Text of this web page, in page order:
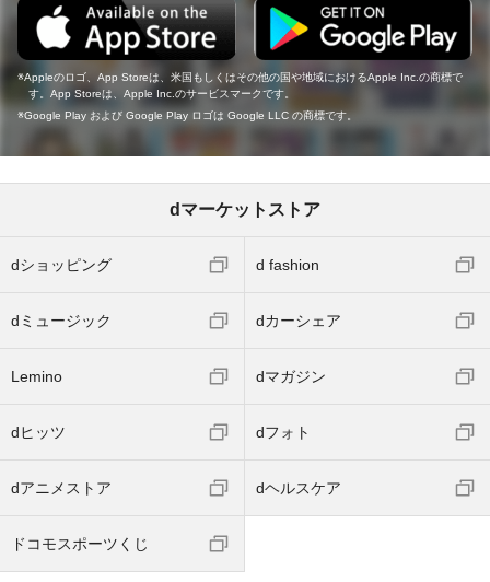
Appleのロゴ、App Storeは、米国もしくはその他の国や地域におけるApple Inc.の商標で
す。App Storeは、Apple Inc.のサービスマークです。
Google Play および Google Play ロゴは Google LLC の商標です。
dマーケットストア
dショッピング d fashion
dミュージック dカーシェア
Lemino dマガジン
dヒッツ dフォト
dアニメストア dヘルスケア
ドコモスポーツくじ